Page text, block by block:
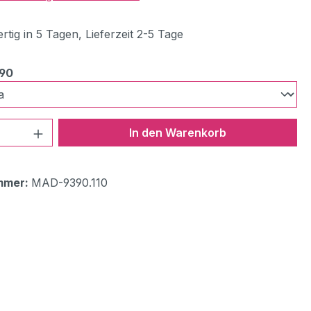
in 5 Tagen, Lieferzeit 2-5 Tage
auswählen
Anzahl: Gib den gewünschten Wert
In den Warenkorb
MAD-9390.110